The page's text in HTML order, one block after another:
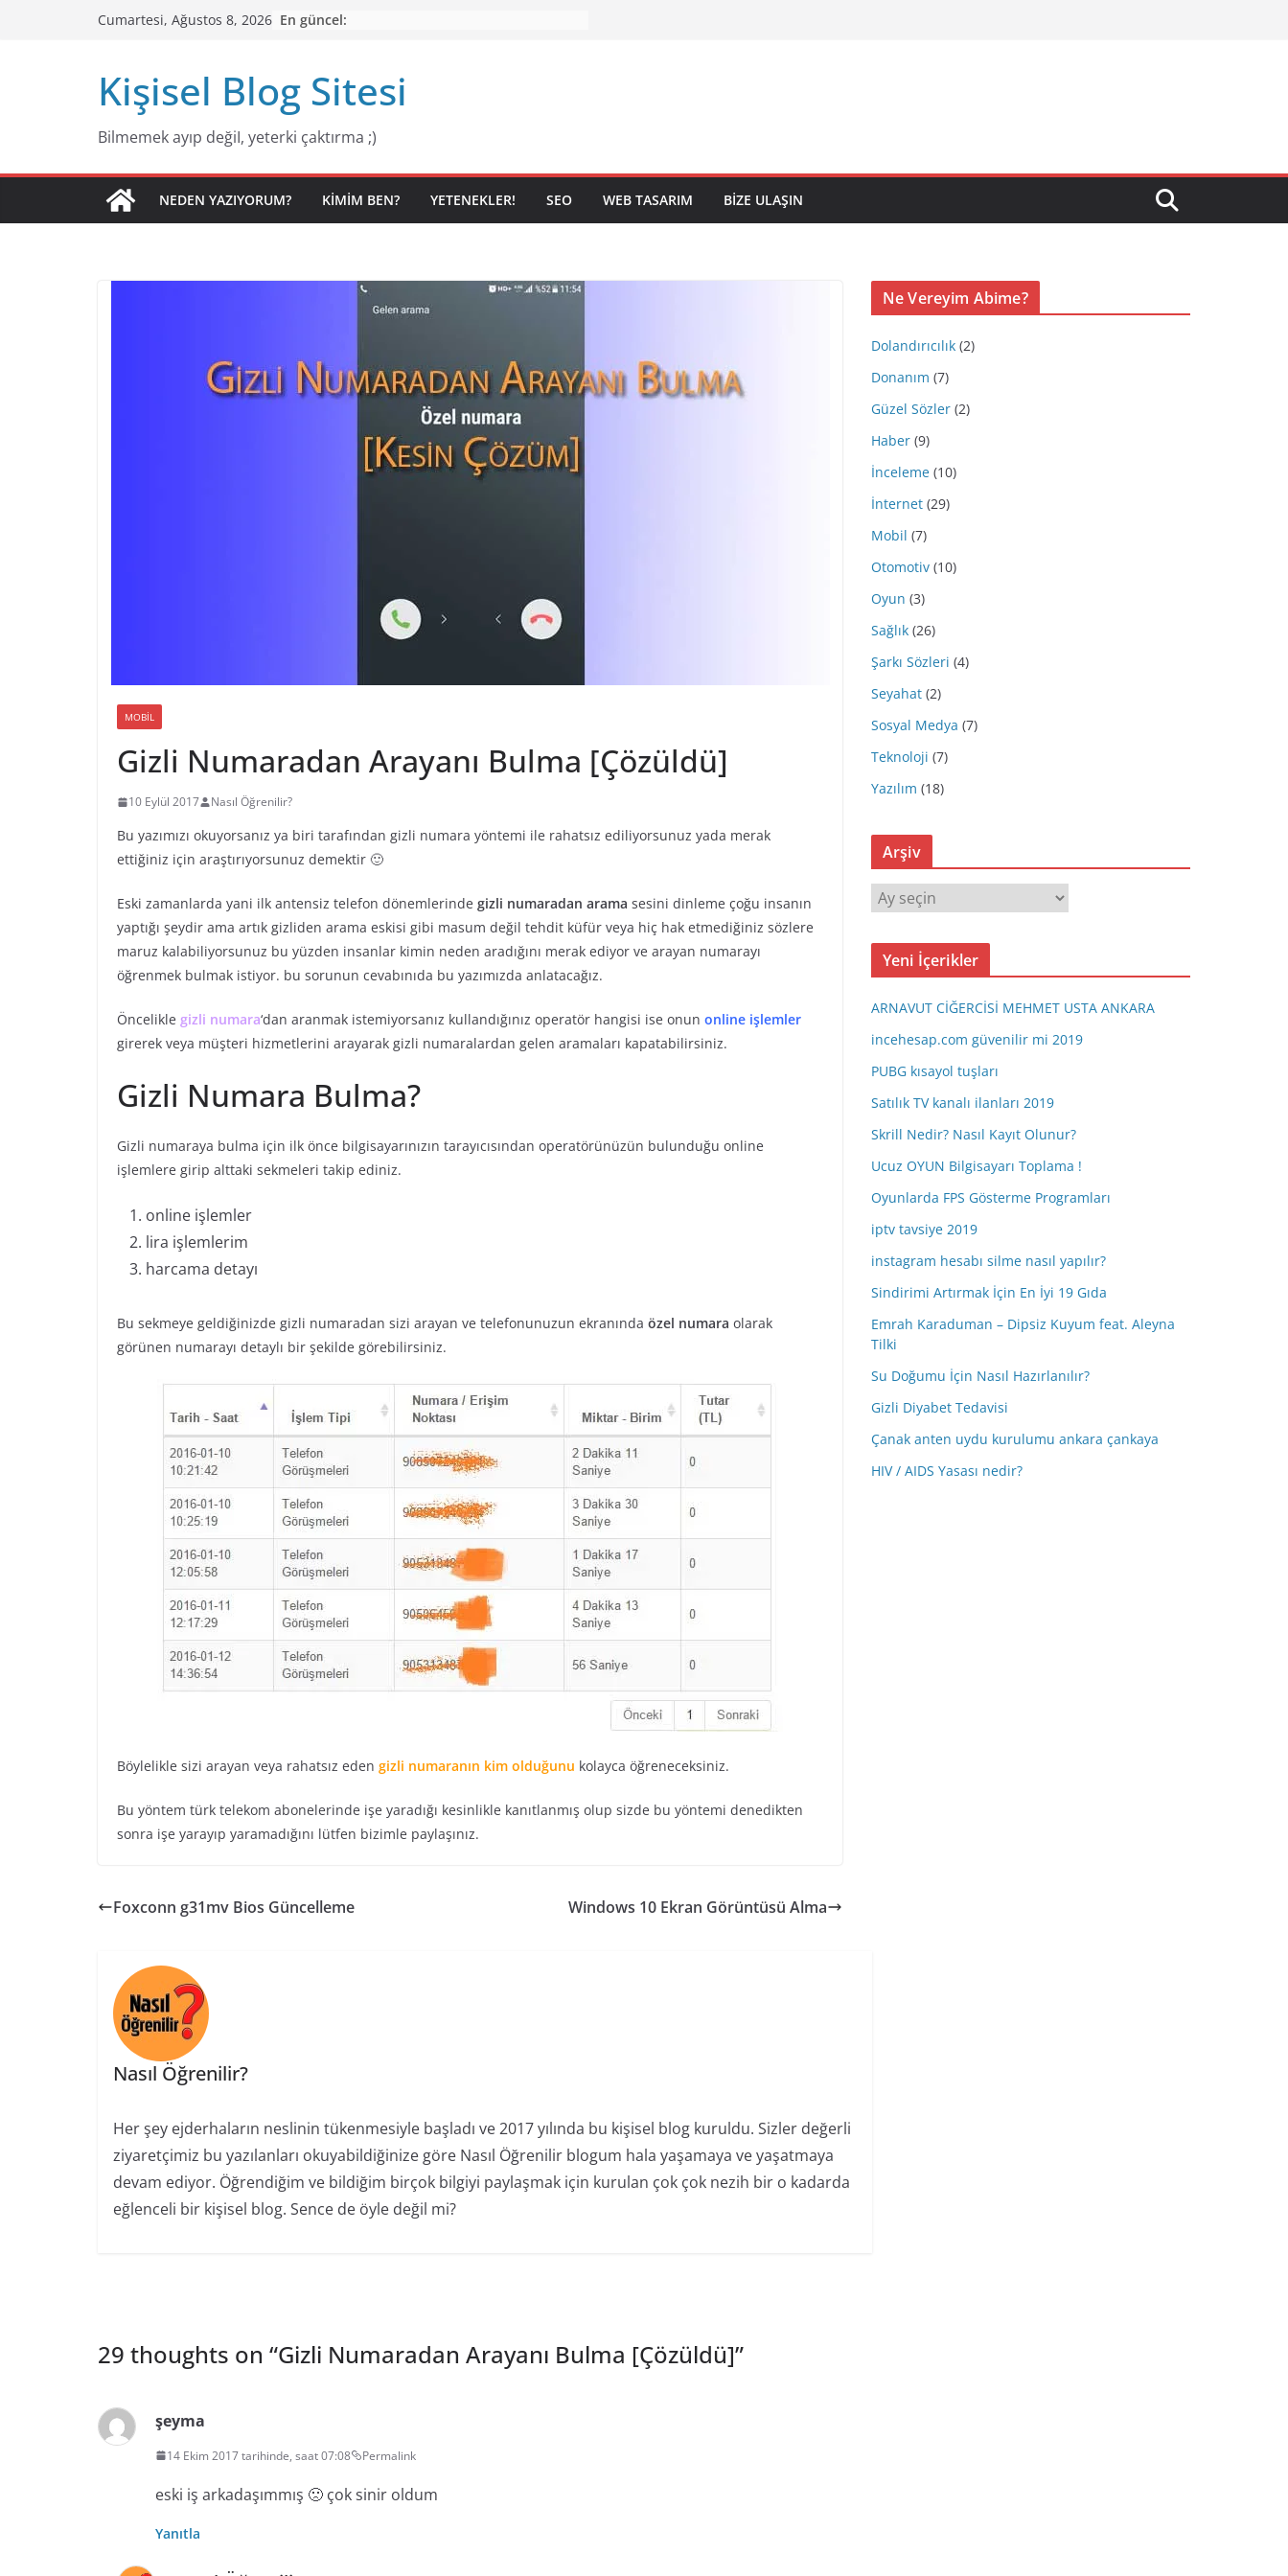
Cumartesi, Ağustos 8, 2026 En güncel:
Kişisel Blog Sitesi
Bilmemek ayıp değiI, yeterki çaktırma ;)
NEDEN YAZIYORUM? KIMIM BEN? YETENEKLER! SEO WEB TASARIM BIZE ULAŞIN
MOBIL
Gizli Numaradan Arayanı Bulma [Çözüldü]
10 Eylül 2017 Nasıl Öğrenilir?
Bu yazımızı okuyorsanız ya biri tarafından gizli numara yöntemi ile rahatsız ediliyorsunuz yada merak
ettiğiniz için araştırıyorsunuz demektir 🙂
Eski zamanlarda yani ilk antensiz telefon dönemlerinde gizli numaradan arama sesini dinleme çoğu insanın
yaptığı şeydir ama artık gizliden arama eskisi gibi masum değil tehdit küfür veya hiç hak etmediğiniz sözlere
maruz kalabiliyorsunuz bu yüzden insanlar kimin neden aradığını merak ediyor ve arayan numarayı
öğrenmek bulmak istiyor. bu sorunun cevabınıda bu yazımızda anlatacağız.
Öncelikle gizli numara‘dan aranmak istemiyorsanız kullandığınız operatör hangisi ise onun online işlemler
girerek veya müşteri hizmetlerini arayarak gizli numaralardan gelen aramaları kapatabilirsiniz.
Gizli Numara Bulma?
Gizli numaraya bulma için ilk önce bilgisayarınızın tarayıcısından operatörünüzün bulunduğu online
işlemlere girip alttaki sekmeleri takip ediniz.
online işlemler
lira işlemlerim
harcama detayı
Bu sekmeye geldiğinizde gizli numaradan sizi arayan ve telefonunuzun ekranında özel numara olarak
görünen numarayı detaylı bir şekilde görebilirsiniz.
Böylelikle sizi arayan veya rahatsız eden gizli numaranın kim olduğunu kolayca öğreneceksiniz.
Bu yöntem türk telekom abonelerinde işe yaradığı kesinlikle kanıtlanmış olup sizde bu yöntemi denedikten
sonra işe yarayıp yaramadığını lütfen bizimle paylaşınız.
Foxconn g31mv Bios Güncelleme Windows 10 Ekran Görüntüsü Alma
Nasıl Öğrenilir?
Her şey ejderhaların neslinin tükenmesiyle başladı ve 2017 yılında bu kişisel blog kuruldu. Sizler değerli
ziyaretçimiz bu yazılanları okuyabildiğinize göre Nasıl Öğrenilir blogum hala yaşamaya ve yaşatmaya
devam ediyor. Öğrendiğim ve bildiğim birçok bilgiyi paylaşmak için kurulan çok çok nezih bir o kadarda
eğlenceli bir kişisel blog. Sence de öyle değil mi?
29 thoughts on “Gizli Numaradan Arayanı Bulma [Çözüldü]”
şeyma
14 Ekim 2017 tarihinde, saat 07:08 Permalink
eski iş arkadaşımmış 🙁 çok sinir oldum
Yanıtla
Ne Vereyim Abime?
Dolandırıcılık (2)
Donanım (7)
Güzel Sözler (2)
Haber (9)
İnceleme (10)
İnternet (29)
Mobil (7)
Otomotiv (10)
Oyun (3)
Sağlık (26)
Şarkı Sözleri (4)
Seyahat (2)
Sosyal Medya (7)
Teknoloji (7)
Yazılım (18)
Arşiv
r
ş
Yeni İçerikler
ARNAVUT CİĞERCİSİ MEHMET USTA ANKARA
incehesap.com güvenilir mi 2019
PUBG kısayol tuşları
Satılık TV kanalı ilanları 2019
Skrill Nedir? Nasıl Kayıt Olunur?
Ucuz OYUN Bilgisayarı Toplama !
Oyunlarda FPS Gösterme Programları
iptv tavsiye 2019
instagram hesabı silme nasıl yapılır?
Sindirimi Artırmak İçin En İyi 19 Gıda
Emrah Karaduman – Dipsiz Kuyum feat. Aleyna
Tilki
Su Doğumu İçin Nasıl Hazırlanılır?
Gizli Diyabet Tedavisi
Çanak anten uydu kurulumu ankara çankaya
HIV / AIDS Yasası nedir?